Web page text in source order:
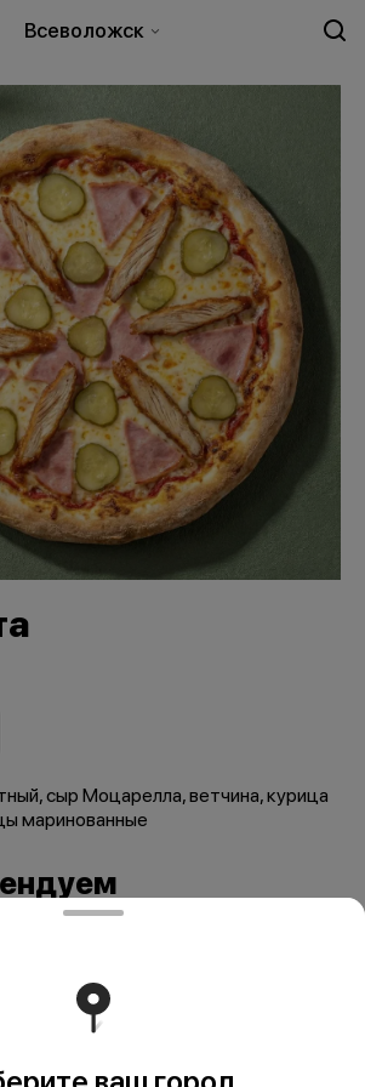
Всеволожск
сыр Моцарелла, ветчина, курица
маринованные